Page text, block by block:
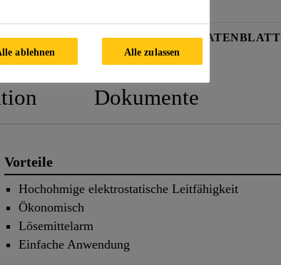
SICHERHEITSDATENBLATT
Dokumente
Vorteile
Hochohmige elektrostatische Leitfähigkeit
Ökonomisch
Lösemittelarm
Einfache Anwendung
ablehnen Alle zulassen